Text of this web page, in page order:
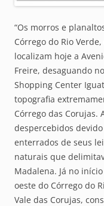
“Os morros e
Córrego do Rio
localizam hoje a
Freire, desaguando
Shopping Center
topografia
Córrego das Corujas.
despercebidos
enterrados de seus
naturais que
Madalena. Já no
oeste do Córrego do
Vale das Corujas,